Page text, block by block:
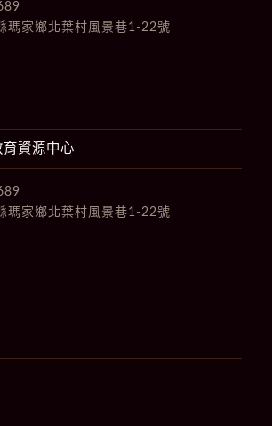
瑪家鄉北葉村風景巷1-22號
資源中心
瑪家鄉北葉村風景巷1-22號